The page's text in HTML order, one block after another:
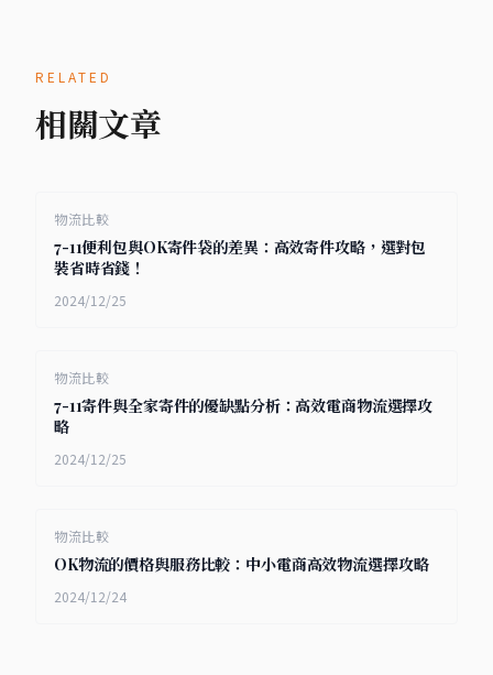
RELATED
相關文章
物流比較
7-11便利包與OK寄件袋的差異：高效寄件攻略，選對包
裝省時省錢！
2024/12/25
物流比較
7-11寄件與全家寄件的優缺點分析：高效電商物流選擇攻
略
2024/12/25
物流比較
OK物流的價格與服務比較：中小電商高效物流選擇攻略
2024/12/24